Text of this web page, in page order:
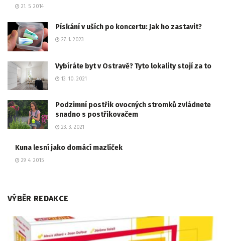
21. 5. 2014
Pískání v uších po koncertu: Jak ho zastavit?
27. 1. 2023
Vybíráte byt v Ostravě? Tyto lokality stojí za to
13. 10. 2021
Podzimní postřik ovocných stromků zvládnete
snadno s postřikovačem
23. 3. 2021
Kuna lesní jako domácí mazlíček
29. 4. 2015
VÝBĚR REDAKCE